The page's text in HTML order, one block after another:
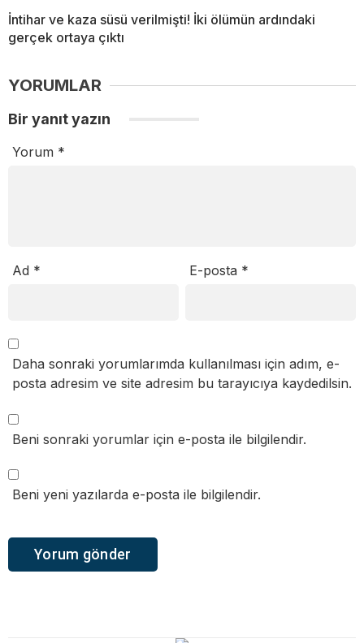
İntihar ve kaza süsü verilmişti! İki ölümün ardındaki
gerçek ortaya çıktı
YORUMLAR
Bir yanıt yazın
Yorum *
Ad * E-posta *
Daha sonraki yorumlarımda kullanılması için adım, e-
posta adresim ve site adresim bu tarayıcıya kaydedilsin.
Beni sonraki yorumlar için e-posta ile bilgilendir.
Beni yeni yazılarda e-posta ile bilgilendir.